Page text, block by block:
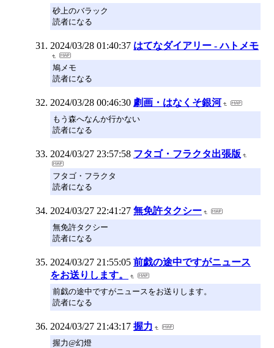
砂上のバラック
読者になる
2024/03/28 01:40:37 はてなダイアリー - ハトメモ
鳩メモ
読者になる
2024/03/28 00:46:30 劇画・はなくそ銀河
もう森へなんか行かない
読者になる
2024/03/27 23:57:58 フタゴ・フラクタ出張版
フタゴ・フラクタ
読者になる
2024/03/27 22:41:27 無免許タクシー
無免許タクシー
読者になる
2024/03/27 21:55:05 前戯の途中ですがニュース
をお送りします。
前戯の途中ですがニュースをお送りします。
読者になる
2024/03/27 21:43:17 握力
握力@幻燈